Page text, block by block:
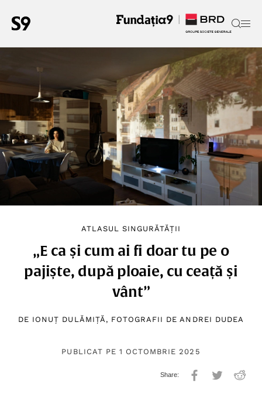
ATLASUL SINGURĂTĂȚII
„E ca și cum ai fi doar tu pe o
pajiște, după ploaie, cu ceață și
vânt”
DE IONUȚ DULĂMIȚĂ , FOTOGRAFII DEANDREI DUDEA
PUBLICAT PE 1 OCTOMBRIE 2025